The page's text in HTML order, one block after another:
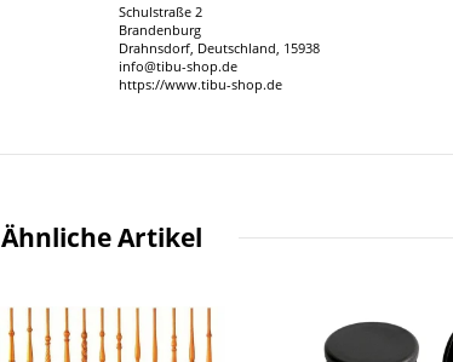
Schulstraße 2
Brandenburg
Drahnsdorf, Deutschland, 15938
info@tibu-shop.de
https://www.tibu-shop.de
Ähnliche Artikel